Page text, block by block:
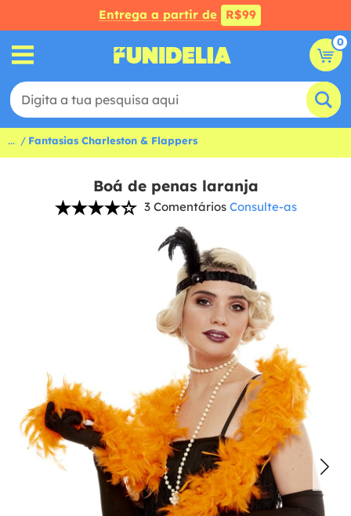
Entrega a partir de R$99
0
... Fantasias Charleston & Flappers
Boá de penas laranja
3 Comentários Consulte-as